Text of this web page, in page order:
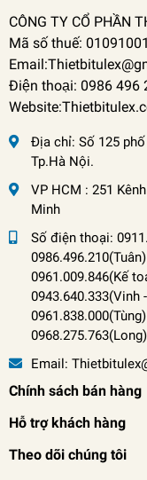
CÔNG TY CỔ PHẦN
Mã số thuế:
Điện thoại: 0986 496
Địa chỉ: Số 125
Tp.Hà Nội.
VP HCM : 251
Minh
Số điện thoại:
0986.496.210(Tuân)
0961.009.846(Kế
0943.640.333(Vinh -
0961.838.000(Tùng)
0968.275.763(Long)
Email:
Chính sách bán hàng
Hỗ trợ khách hàng
Theo dõi chúng tôi